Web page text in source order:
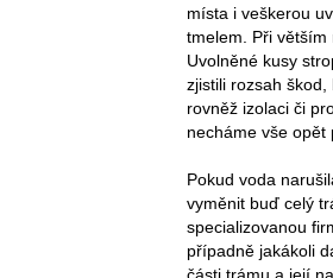
místa i veškerou
tmelem. Při větším
Uvolněné kusy
zjistili rozsah
rovněž izolaci či
necháme vše opět
Pokud voda
vyměnit buď celý
specializovanou
případně jakákoli
části trámu a její